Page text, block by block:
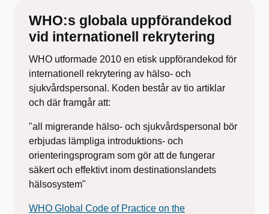
WHO:s globala uppförandekod
vid internationell rekrytering
WHO utformade 2010 en etisk uppförandekod för
internationell rekrytering av hälso- och
sjukvårdspersonal. Koden består av tio artiklar
och där framgår att:
"all migrerande hälso- och sjukvårdspersonal bör
erbjudas lämpliga introduktions- och
orienteringsprogram som gör att de fungerar
säkert och effektivt inom destinationslandets
hälsosystem"
WHO Global Code of Practice on the